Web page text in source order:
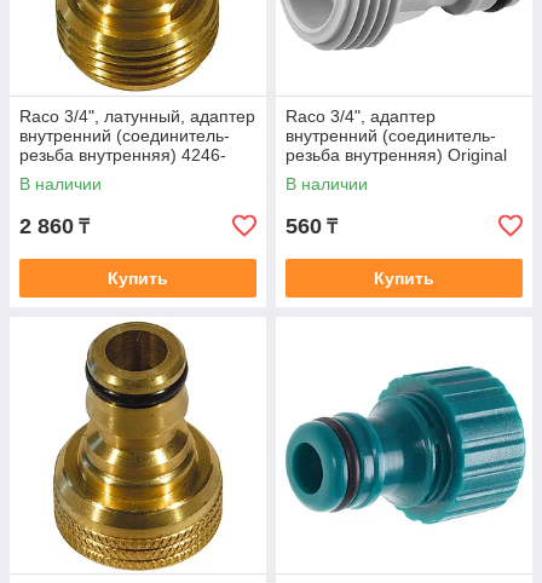
Raco 3/4", латунный, адаптер
внутренний (соединитель-
резьба внутренняя) 4246-
55016B
В наличии
2 860 ₸
Купить
Raco 3/4", адаптер
внутренний (соединитель-
резьба внутренняя) Original
4250-55218T
В наличии
560 ₸
Купить